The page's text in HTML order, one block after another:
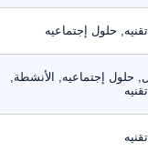
حلول إجتماعيه
إجتماعيه, الأنشطة,